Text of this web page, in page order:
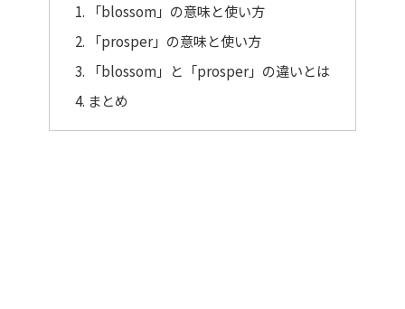
「blossom」の意味と使い方
「prosper」の意味と使い方
「blossom」と「prosper」の違いとは
まとめ